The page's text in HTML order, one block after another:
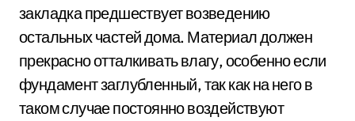
закладка предшествует возведению
остальных частей дома. Материал должен
прекрасно отталкивать влагу, особенно если
фундамент заглубленный, так как на него в
таком случае постоянно воздействуют